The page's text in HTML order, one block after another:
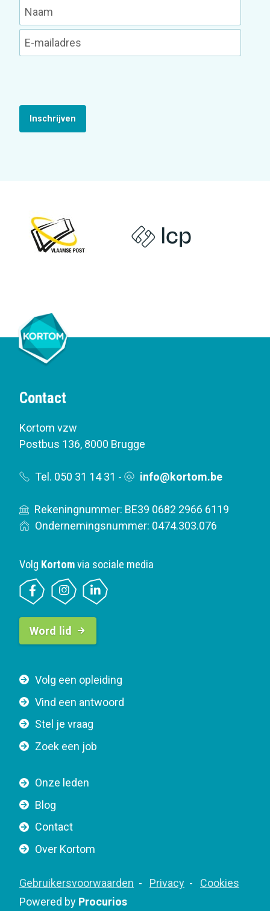
Inschrijven
Contact
Kortom vzw
Postbus 136, 8000 Brugge
Tel. 050 31 14 31 - info@kortom.be
Rekeningnummer: BE39 0682 2966 6119
Ondernemingsnummer: 0474.303.076
F
o
t
e
a
v
i
a
i
o
Volg een opleiding
Vind een antwoord
Stel je vraag
Zoek een job
Onze leden
Blog
Contact
Over Kortom
F
o
Gebruikersvoorwaarden Privacy
Cookies
Powered by Procurios
Volg Kortomvia sociale media
B
t
o
n
a
v
g
t
i
o
Word lid